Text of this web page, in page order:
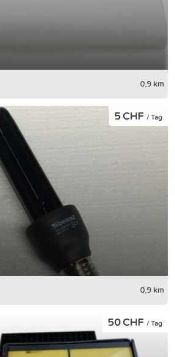
0,9 km
5 CHF / Tag
0,9 km
50 CHF / Tag